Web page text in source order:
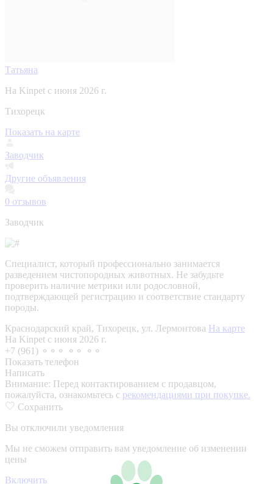
Татьяна
На Kinpet c июня 2026 г.
Тихорецк
Показать на карте
Заводчик
Другие объявления
0 отзывов
Заводчик
Специалист, который профессионально занимается
разведением чистопородных животных. Не забудьте
проверить наличие метрики или родословной,
подтверждающей регистрацию и соответствие стандарту
породы.
Краснодарский край, Тихорецк, ул. Лермонтова На карте
На Kinpet c июня 2026 г.
+7 (961) ⚬⚬⚬ ⚬⚬ ⚬⚬
Показать телефон
Написать
Внимание: Перед контактированием с продавцом,
пожалуйста, ознакомьтесь с рекомендациями при покупке.
Сохранить
Вы отключили уведомления
Мы не сможем отправить вам уведомление об изменении
цены
Включить